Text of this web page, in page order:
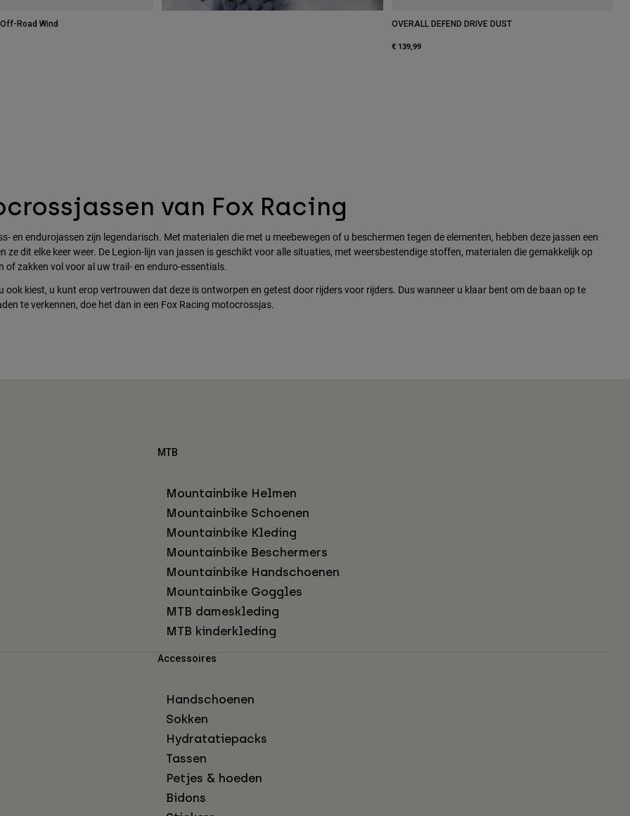
Road Wind OVERALL DEFEND DRIVE DUST
€ 139,99
van Fox Racing
en endurojassen zijn legendarisch. Met materialen die met u meebewegen of u beschermen tegen de elementen, hebben deze jassen een
ze dit elke keer weer. De Legion-lijn van jassen is geschikt voor alle situaties, met weersbestendige stoffen, materialen die gemakkelijk op
of zakken vol voor al uw trail- en enduro-essentials.
ook kiest, u kunt erop vertrouwen dat deze is ontworpen en getest door rijders voor rijders. Dus wanneer u klaar bent om de baan op te
te verkennen, doe het dan in een Fox Racing motocrossjas.
MTB
Mountainbike Helmen
Mountainbike Schoenen
Mountainbike Kleding
Mountainbike Beschermers
Mountainbike Handschoenen
Mountainbike Goggles
MTB dameskleding
MTB kinderkleding
Accessoires
Handschoenen
Sokken
Hydratatiepacks
Tassen
Petjes & hoeden
Bidons